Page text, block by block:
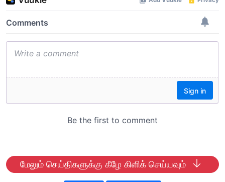
மேலும் செய்திகளுக்கு கீழே கிளிக் செய்யவும்